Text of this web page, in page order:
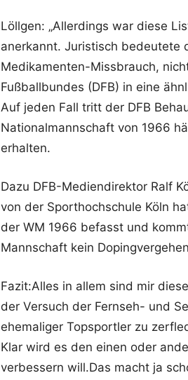
Löllgen: „Allerdings war diese
anerkannt. Juristisch bedeutete
Medikamenten-Missbrauch,
Fußballbundes (DFB) in eine
Auf jeden Fall tritt der DFB
Nationalmannschaft von 1966
erhalten.
Dazu DFB-Mediendirektor Ralf
von der Sporthochschule Köln
der WM 1966 befasst und
Mannschaft kein
Fazit:Alles in allem sind mir
der Versuch der Fernseh- und
ehemaliger Topsportler zu
Klar wird es den einen oder
verbessern will.Das macht ja